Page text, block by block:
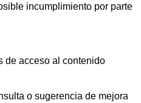
incumplimiento por parte
de acceso al contenido
o sugerencia de mejora